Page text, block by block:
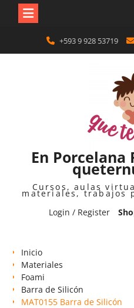
content
+593 9 928 53719
En Porcelana
Cursos, aulas
materiales, trabajos
Login / Register
Inicio
Materiales
Foami
Barra de Silicón
MAT0155 Barra de Silicón